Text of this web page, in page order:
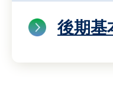
後期基